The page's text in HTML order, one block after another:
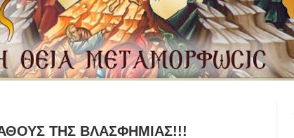
ΤΗΣ ΒΛΑΣΦΗΜΙΑΣ!!!